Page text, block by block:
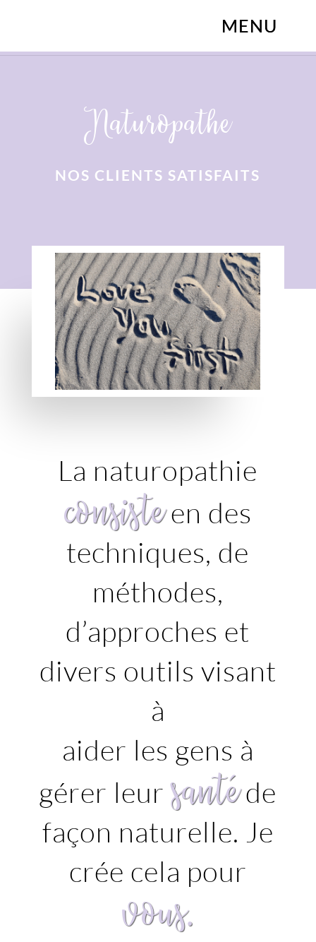
Naturopathe
NOS CLIENTS SATISFAITS
La naturopathie
consisteen des
techniques, de
méthodes,
d’approches et
divers outils visant
à
aider les gens à
gérer leursantéde
façon naturelle. Je
crée cela pour
vous.